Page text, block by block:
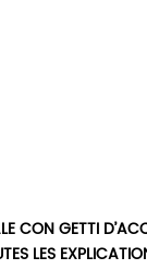
CON GETTI
LES